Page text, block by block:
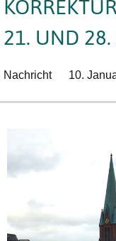
21. UND 28.
Nachricht 10.